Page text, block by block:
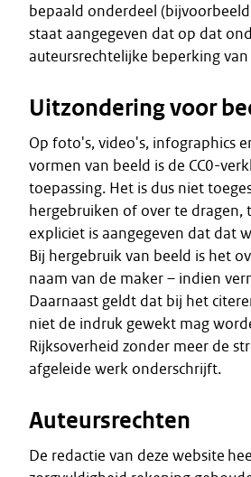
bepaald onderdeel
staat aangegeven dat op dat
auteursrechtelijke beperking
Uitzondering voor
Op foto's, video's, infographics
vormen van beeld is de CC0-
toepassing. Het is dus niet
hergebruiken of over te dragen,
expliciet is aangegeven dat dat
Bij hergebruik van beeld is het
naam van de maker – indien
Daarnaast geldt dat bij het
niet de indruk gewekt mag
Rijksoverheid zonder meer de
afgeleide werk onderschrijft.
Auteursrechten
De redactie van deze website